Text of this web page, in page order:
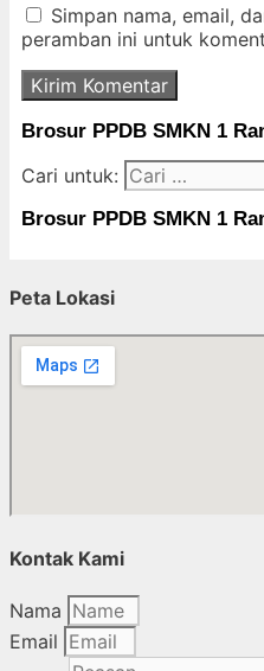
Simpan nama, email,
peramban ini untuk
Brosur PPDB SMKN 1
Cari untuk:
Brosur PPDB SMKN 1
Peta Lokasi
Kontak Kami
Nama
Email